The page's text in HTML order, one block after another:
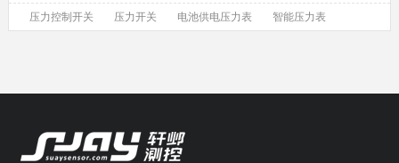
压力控制开关 压力开关 电池供电压力表 智能压力表